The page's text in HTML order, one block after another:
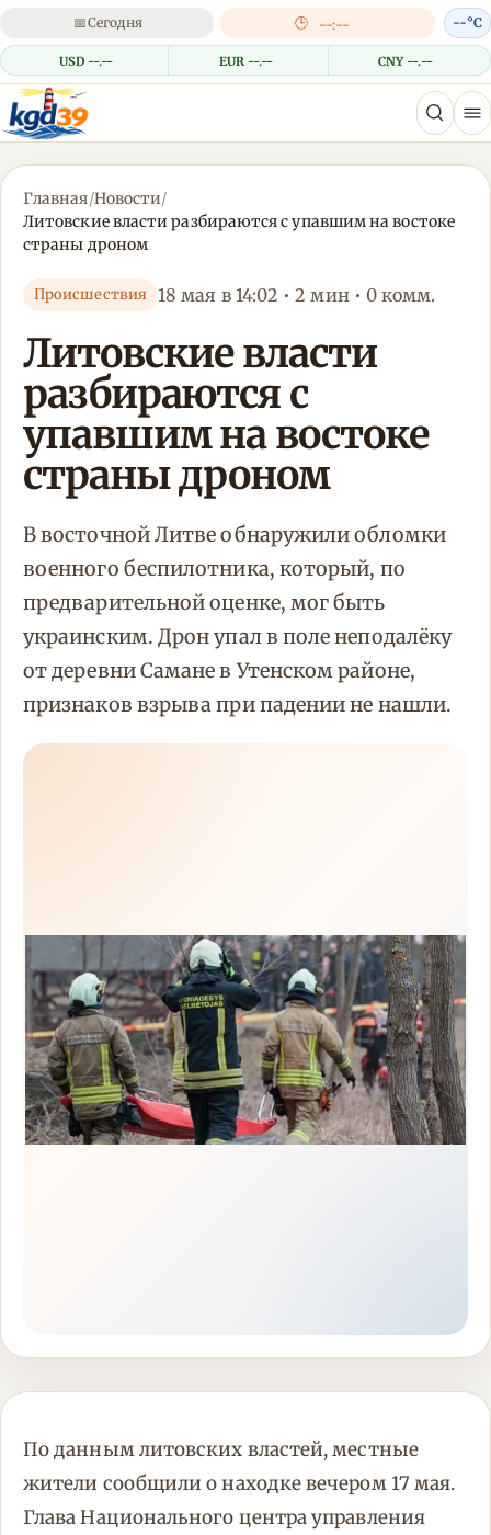
📅Сегодня 🕒 --:--
USD --.-- EUR --.-- CNY --.--
--°C
Главная/Новости/
Литовские власти разбираются с упавшим на востоке
страны дроном
Происшествия 18 мая в 14:02 • 2 мин • 0 комм.
Литовские власти
разбираются с
упавшим на востоке
страны дроном
В восточной Литве обнаружили обломки
военного беспилотника, который, по
предварительной оценке, мог быть
украинским. Дрон упал в поле неподалёку
от деревни Самане в Утенском районе,
признаков взрыва при падении не нашли.
По данным литовских властей, местные
жители сообщили о находке вечером 17 мая.
Глава Национального центра управления